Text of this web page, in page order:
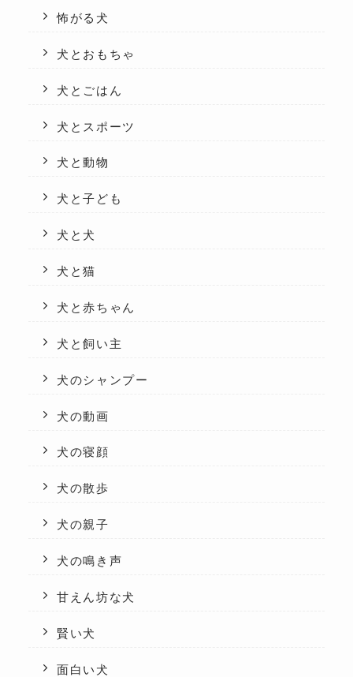
怖がる犬
犬とおもちゃ
犬とごはん
犬とスポーツ
犬と動物
犬と子ども
犬と犬
犬と猫
犬と赤ちゃん
犬と飼い主
犬のシャンプー
犬の動画
犬の寝顔
犬の散歩
犬の親子
犬の鳴き声
甘えん坊な犬
賢い犬
面白い犬